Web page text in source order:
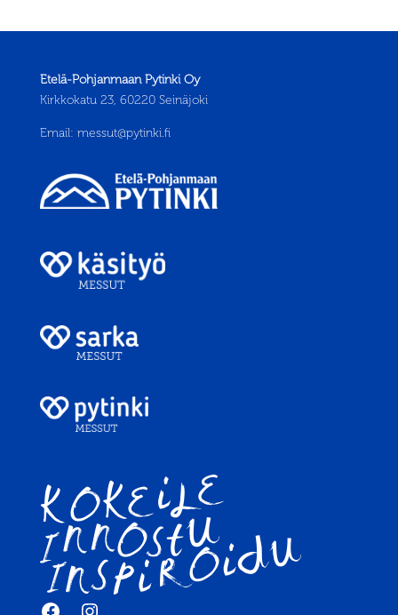
Etelä-Pohjanmaan Pytinki Oy
Kirkkokatu 23, 60220 Seinäjoki
Email: messut@pytinki.fi
FacebookInstagram